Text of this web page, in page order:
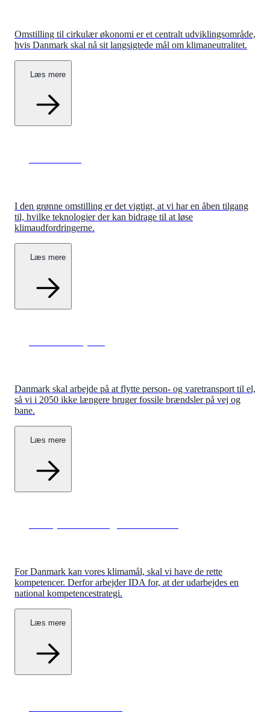
Omstilling til cirkulær økonomi er et centralt udviklingsområde,
hvis Danmark skal nå sit langsigtede mål om klimaneutralitet.
Læs mere
I den grønne omstilling er det vigtigt, at vi har en åben tilgang
til, hvilke teknologier der kan bidrage til at løse
klimaudfordringerne.
Læs mere
Danmark skal arbejde på at flytte person- og varetransport til el,
så vi i 2050 ikke længere bruger fossile brændsler på vej og
bane.
Læs mere
For Danmark kan vores klimamål, skal vi have de rette
kompetencer. Derfor arbejder IDA for, at der udarbejdes en
national kompetencestrategi.
Læs mere